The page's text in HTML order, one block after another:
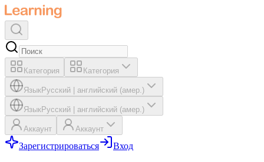
Категория Категория
ЯзыкРусский английский (амер.)
ЯзыкРусский английский (амер.)
Аккаунт Аккаунт
Зарегистрироваться Вход